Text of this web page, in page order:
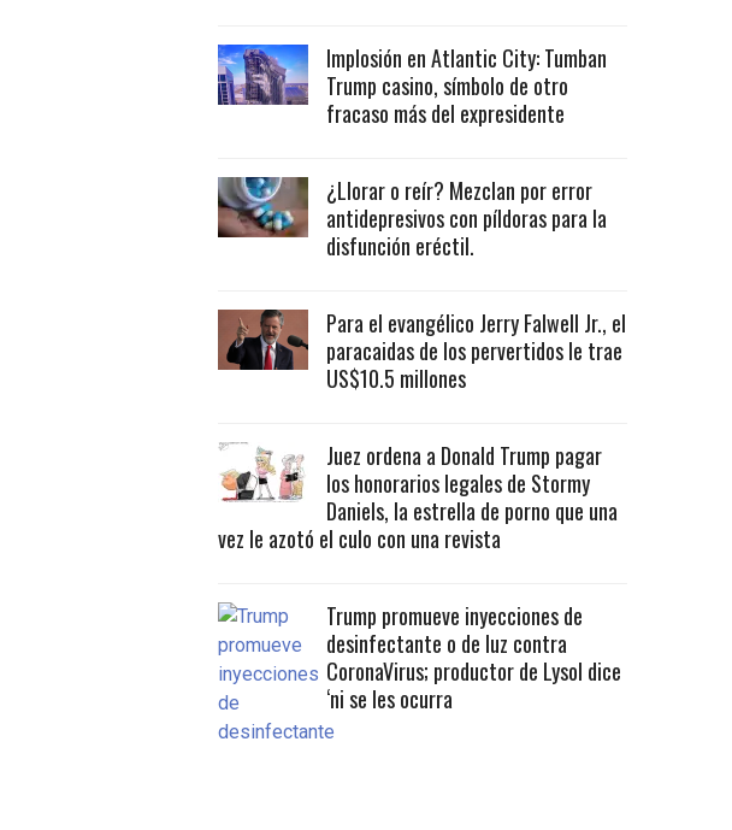
Implosión en Atlantic City: Tumban
Trump casino, símbolo de otro
fracaso más del expresidente
¿Llorar o reír? Mezclan por error
antidepresivos con píldoras para la
disfunción eréctil.
Para el evangélico Jerry Falwell Jr., el
paracaidas de los pervertidos le trae
US$10.5 millones
Juez ordena a Donald Trump pagar
los honorarios legales de Stormy
Daniels, la estrella de porno que una
vez le azotó el culo con una revista
Trump promueve inyecciones de
desinfectante o de luz contra
CoronaVirus; productor de Lysol dice
‘ni se les ocurra